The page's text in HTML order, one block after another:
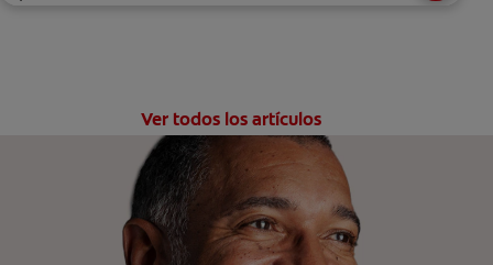
Ver todos los artículos